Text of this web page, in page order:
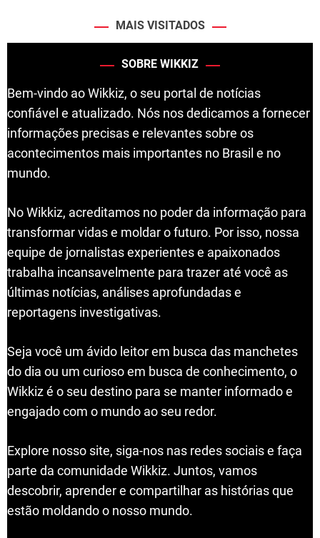
MAIS VISITADOS
SOBRE WIKKIZ
Bem-vindo ao Wikkiz, o seu portal de notícias
confiável e atualizado. Nós nos dedicamos a fornecer
informações precisas e relevantes sobre os
acontecimentos mais importantes no Brasil e no
mundo.
No Wikkiz, acreditamos no poder da informação para
transformar vidas e moldar o futuro. Por isso, nossa
equipe de jornalistas experientes e apaixonados
trabalha incansavelmente para trazer até você as
últimas notícias, análises aprofundadas e
reportagens investigativas.
Seja você um ávido leitor em busca das manchetes
do dia ou um curioso em busca de conhecimento, o
Wikkiz é o seu destino para se manter informado e
engajado com o mundo ao seu redor.
Explore nosso site, siga-nos nas redes sociais e faça
parte da comunidade Wikkiz. Juntos, vamos
descobrir, aprender e compartilhar as histórias que
estão moldando o nosso mundo.